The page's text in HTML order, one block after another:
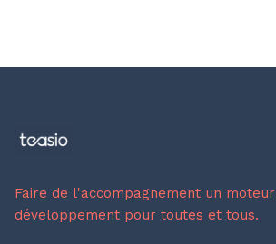
Faire de l'accompagnement un
développement pour toutes et tous.